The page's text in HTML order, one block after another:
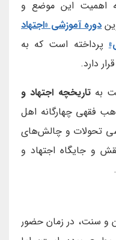
اهمیت این موضع و
دوره آموزشی «اجتهاد
پرداخته است که به
دارد.
بهتاریخچه اجتهاد و
فقهی چهارگانه اهل
تحولات و چالش‌های
و جایگاه اجتهاد و
و سنت، در زمان حضور